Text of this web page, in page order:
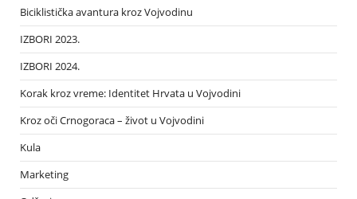
Biciklistička avantura kroz Vojvodinu
IZBORI 2023.
IZBORI 2024.
Korak kroz vreme: Identitet Hrvata u Vojvodini
Kroz oči Crnogoraca – život u Vojvodini
Kula
Marketing